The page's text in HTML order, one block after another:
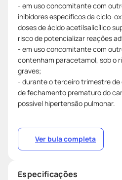
- em uso concomitante com
inibidores específicos da ciclo-
doses de ácido acetilsalicílico
risco de potencializar reações
- em uso concomitante com
contenham paracetamol, sob o
graves;
- durante o terceiro trimestre de
de fechamento prematuro do
possível hipertensão pulmonar.
Ver bula completa
Especificações